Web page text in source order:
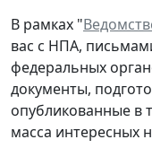
В рамках "
вас с НПА,
федеральных
документы,
опубликованные в
масса интересных